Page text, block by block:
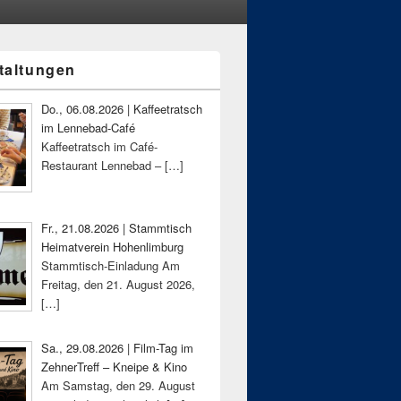
Do., 06.08.2026 | Kaffeetratsch
im Lennebad-Café
Kaffeetratsch im Café-
Restaurant Lennebad –[…]
Fr., 21.08.2026 | Stammtisch
Heimatverein Hohenlimburg
Stammtisch-Einladung Am
Freitag, den 21. August 2026,
[…]
Sa., 29.08.2026 | Film-Tag im
ZehnerTreff – Kneipe & Kino
Am Samstag, den 29. August